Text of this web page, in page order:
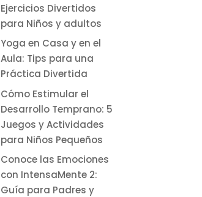
Ejercicios Divertidos
para Niños y adultos
Yoga en Casa y en el
Aula: Tips para una
Práctica Divertida
Cómo Estimular el
Desarrollo Temprano: 5
Juegos y Actividades
para Niños Pequeños
Conoce las Emociones
con IntensaMente 2:
Guía para Padres y